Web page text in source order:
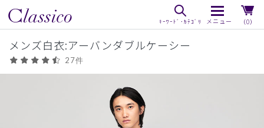
（0）
メンズ白衣:アーバンダブルケーシー
27件